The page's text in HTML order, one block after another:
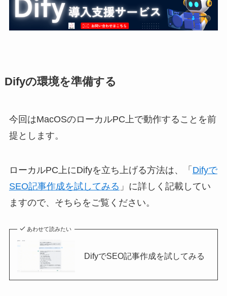
Difyの環境を準備する
今回はMacOSのローカルPC上で動作することを前
提とします。
ローカルPC上にDifyを立ち上げる方法は、「 Difyで
SEO記事作成を試してみる 」に詳しく記載してい
ますので、そちらをご覧ください。
あわせて読みたい
DifyでSEO記事作成を試してみる